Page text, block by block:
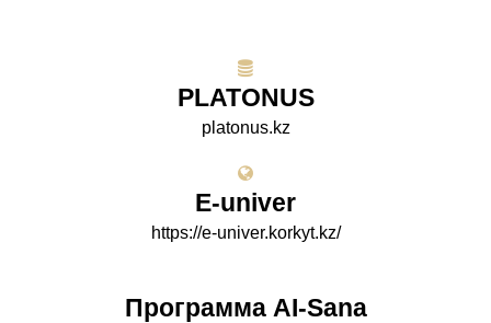
PLATONUS
platonus.kz
E-univer
https://e-univer.korkyt.kz/
Программа AI-Sana